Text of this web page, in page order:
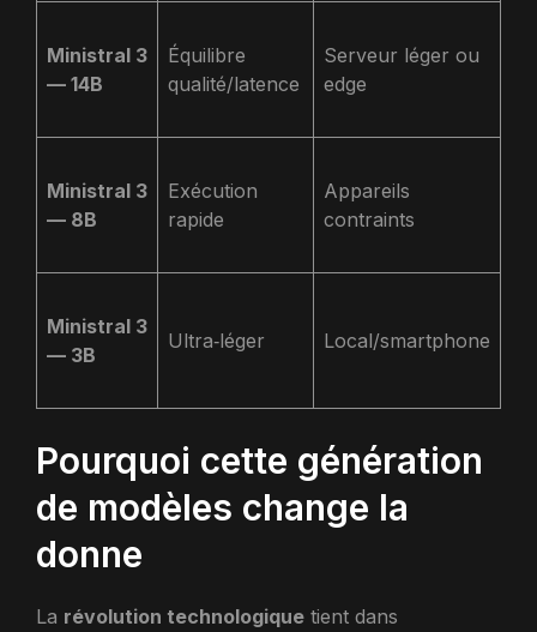
Ministral 3
— 14B
Équilibre
qualité/latence
Serveur léger ou
edge
Ministral 3
— 8B
Exécution
rapide
Appareils
contraints
Ministral 3
— 3B
Ultra‑léger Local/smartphone
Pourquoi cette génération
de modèles change la
donne
La révolution technologique tient dans